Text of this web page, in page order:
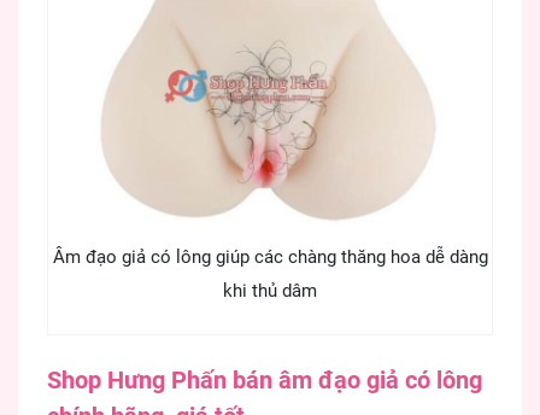
Âm đạo giả có lông giúp các chàng thăng hoa dễ dàng
khi thủ dâm
Shop Hưng Phấn bán âm đạo giả có lông